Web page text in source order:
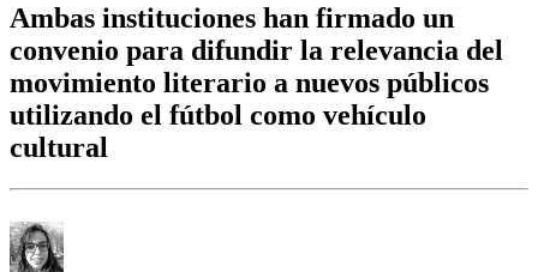
Ambas instituciones han firmado un
convenio para difundir la relevancia del
movimiento literario a nuevos públicos
utilizando el fútbol como vehículo
cultural